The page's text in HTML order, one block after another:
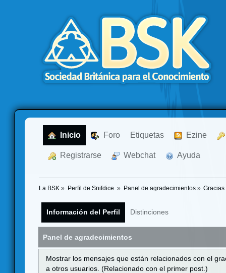
Inicio Foro Etiquetas Ezine
Registrarse Webchat Ayuda
La BSK » Perfil de Snifdice » Panel de agradecimientos» Gracias
Información del Perfil Distinciones
Panel de agradecimientos
Mostrar los mensajes que están relacionados con el
a otros usuarios. (Relacionado con el primer post.)